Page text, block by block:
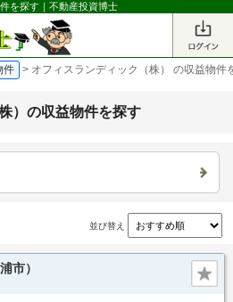
を探す｜不動産投資博士
件 > オフィスランディック（株） の収益物件
）の収益物件を探す
並び替え
市）